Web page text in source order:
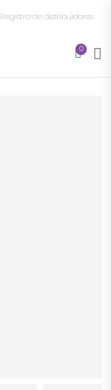
Registro de distribuidores
0